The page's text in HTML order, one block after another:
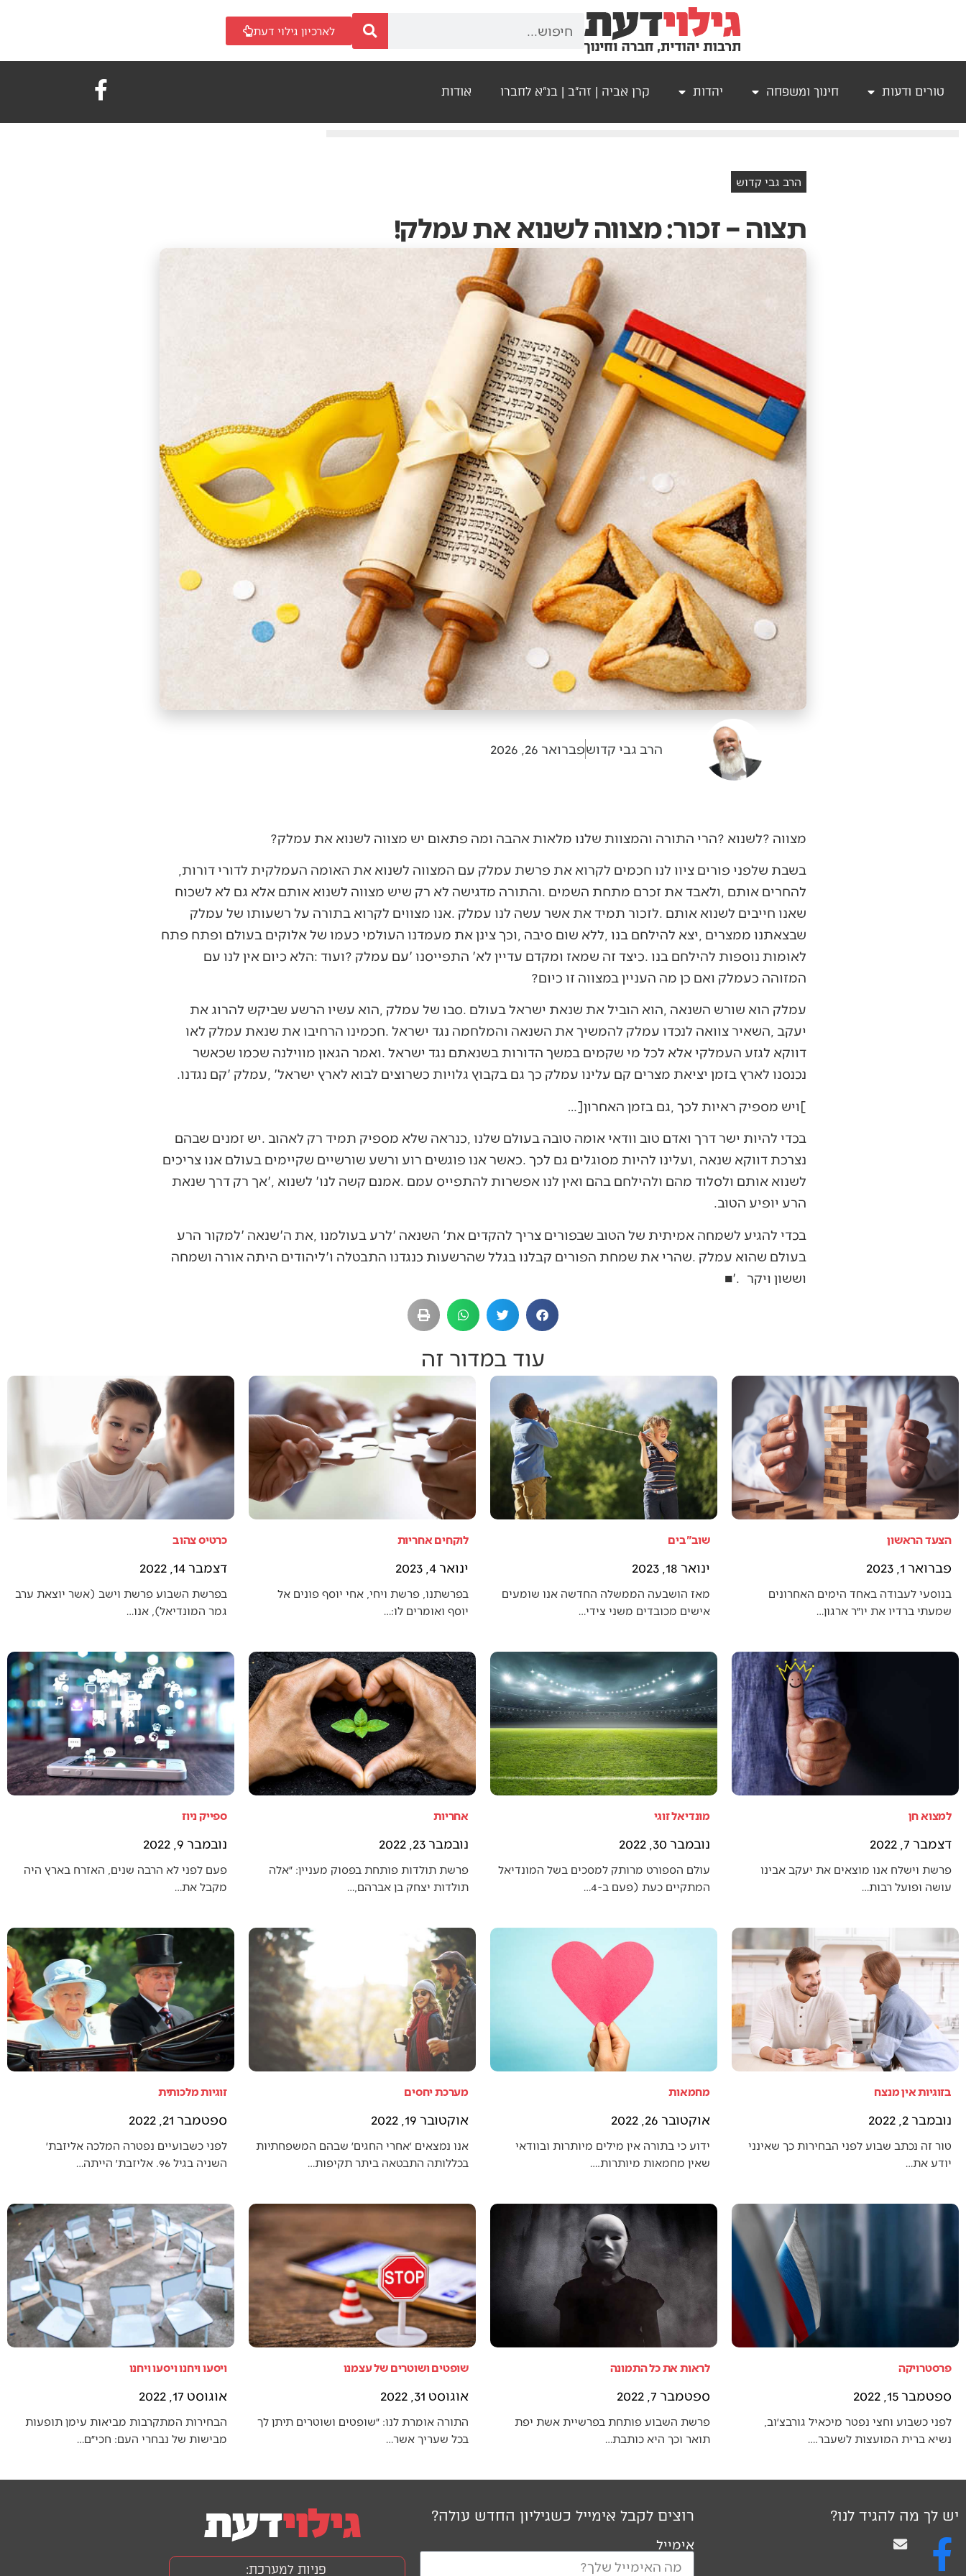
לארכיון גילוי דעת
טורים ודעות חינוך ומשפחה יהדות קרן אביה | זה"ב | בנ"א לחברו אודות
הרב גבי קדוש
תצוה – זכור: מצווה לשנוא את עמלק!
הרב גבי קדושפברואר 26, 2026
מצווה‭? ‬לשנוא‭? ‬הרי‭ ‬התורה‭ ‬והמצוות‭ ‬שלנו‭ ‬מלאות‭ ‬אהבה‭ ‬ומה‭ ‬פתאום‭ ‬יש‭ ‬מצווה‭ ‬לשנוא‭ ‬את‭ ‬עמלק‭? ‬
‬המזוהה‭ ‬כעמלק‭ ‬ואם‭ ‬כן‭ ‬מה‭ ‬העניין‭ ‬במצווה‭ ‬זו‭ ‬כיום‭? ‬
‬נכנסנו‭ ‬לארץ‭ ‬בזמן‭ ‬יציאת‭ ‬מצרים‭ ‬קם‭ ‬עלינו‭ ‬עמלק‭ ‬כך‭ ‬גם‭ ‬בקבוץ‭ ‬גלויות‭ ‬כשרוצים‭ ‬לבוא‭ ‬לארץ‭ ‬ישראל‭, ‬‮'‬עמלק‮'‬‭ ‬קם‭ ‬נגדנו‭. ‬
‭[‬ויש‭ ‬מספיק‭ ‬ראיות‭ ‬לכך‭, ‬גם‭ ‬בזמן‭ ‬האחרון‭…]‬
‬הרע‭ ‬יופיע‭ ‬הטוב‭.‬
‬וששון‭ ‬ויקר‮'‬‭. ‬■
עוד במדור זה
הצעד הראשון
פברואר 1, 2023
בנוסעי לעבודה באחד הימים האחרונים
שמעתי ברדיו את יו״ר ארגון…
שוב"בים
ינואר 18, 2023
מאז הושבעה הממשלה החדשה אנו שומעים
אישים מכובדים משני צידי…
לוקחים אחריות
ינואר 4, 2023
בפרשתנו, פרשת ויחי, אחי יוסף פונים אל
יוסף ואומרים לו:…
כרטיס צהוב
דצמבר 14, 2022
בפרשת השבוע פרשת וישב (אשר יוצאת ערב
גמר המונדיאל), אנו…
למצוא חן
דצמבר 7, 2022
פרשת וישלח אנו מוצאים את יעקב אבינו
עושה ופועל רבות…
מונדיאל זוגי
נובמבר 30, 2022
עולם הספורט מרותק למסכים בשל המונדיאל
המתקיים כעת (פעם ב-4…
אחריות
נובמבר 23, 2022
פרשת תולדות פותחת בפסוק מעניין: ״אלה
תולדות יצחק בן אברהם,…
ספייק ניוז
נובמבר 9, 2022
פעם לפני לא הרבה שנים, האזרח בארץ היה
מקבל את…
בזוגיות אין מנצח
נובמבר 2, 2022
טור זה נכתב שבוע לפני הבחירות כך שאינני
יודע את…
מחמאות
אוקטובר 26, 2022
ידוע כי בתורה אין מילים מיותרות ובוודאי
שאין מחמאות מיותרות.…
מערכת יחסים
אוקטובר 19, 2022
אנו נמצאים ׳אחרי החגים׳ שבהם המשפחתיות
בכללותה התבטאה ביתר תקיפות…
זוגיות מלכותית
ספטמבר 21, 2022
לפני כשבועיים נפטרה המלכה אליזבת׳
השניה בגיל 96. אליזבת׳ הייתה…
פרסטרויקה
ספטמבר 15, 2022
לפני כשבוע וחצי נפטר מיכאיל גורבצ׳וב,
נשיא ברית המועצות לשעבר.…
לראות את כל התמונה
ספטמבר 7, 2022
פרשת השבוע פותחת בפרשיית אשת יפת
תואר וכך היא כותבת…
שופטים ושוטרים של עצמנו
אוגוסט 31, 2022
התורה אומרת לנו: ״שופטים ושוטרים תיתן לך
בכל שעריך אשר…
ויסעו ויחנו ויסעו ויחנו
אוגוסט 17, 2022
הבחירות המתקרבות מביאות עימן תופעות
מבישות של נבחרי העם: חכי״ם…
יש לך מה להגיד לנו? רוצים לקבל אימייל כשגיליון החדש עולה?
אימייל
פניות למערכת: